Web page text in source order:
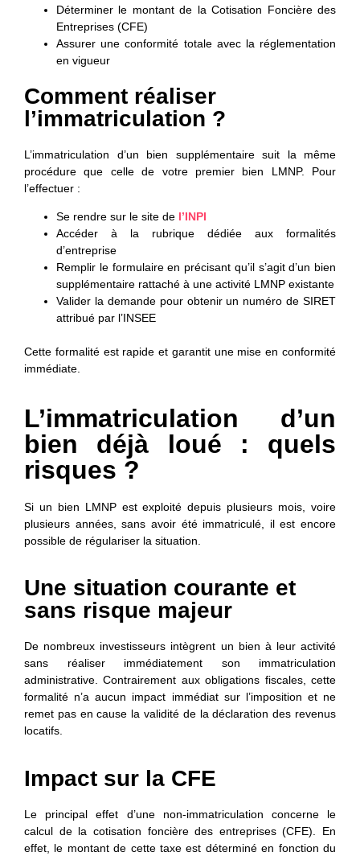
Déterminer le montant de la Cotisation Foncière des
Entreprises (CFE)
Assurer une conformité totale avec la réglementation
en vigueur
Comment réaliser
l’immatriculation ?
L’immatriculation d’un bien supplémentaire suit la même
procédure que celle de votre premier bien LMNP. Pour
l’effectuer :
Se rendre sur le site de l’INPI
Accéder à la rubrique dédiée aux formalités
d’entreprise
Remplir le formulaire en précisant qu’il s’agit d’un bien
supplémentaire rattaché à une activité LMNP existante
Valider la demande pour obtenirun numéro de SIRET
attribué par l’INSEE
Cette formalité est rapide et garantit une mise en conformité
immédiate.
L’immatriculation d’un
bien déjà loué : quels
risques ?
Si un bien LMNP est exploité depuis plusieurs mois, voire
plusieurs années, sans avoir été immatriculé, il est encore
possible de régulariser la situation.
Une situation courante et
sans risque majeur
De nombreux investisseurs intègrent un bien à leur activité
sans réaliser immédiatement son immatriculation
administrative. Contrairement aux obligations fiscales, cette
formalité n’a aucun impact immédiat sur l’imposition et ne
remet pas en cause la validité de la déclaration des revenus
locatifs.
Impact sur la CFE
Le principal effet d’une non-immatriculation concerne le
calcul de la cotisation foncière des entreprises (CFE). En
effet, le montant de cette taxe est déterminé en fonction du